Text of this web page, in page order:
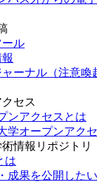
ル
ーナル（注意喚
セス
ンアクセスとは
学オープンアク
情報リポジトリ
は
成果を公開したい